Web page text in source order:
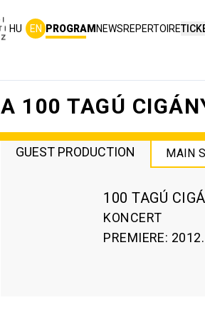
HU EN PROGRAM NEWSREPERTOIRE
A 100 TAGÚ
GUEST PRODUCTION MAIN
100 TAGÚ
KONCERT
PREMIERE: